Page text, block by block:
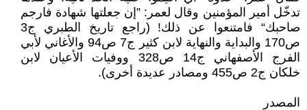
تدخّل أمير المؤمنين وقال لعمر: ”إن جعلتها شهادة فارجم
صاحبك“ فامتنعوا عن ذلك! (راجع تاريخ الطبري ج3
ص170 والبداية والنهاية لابن كثير ج7 ص94 والأغاني لأبي
الفرج الأصفهاني ج14 ص328 ووفيات الأعيان لابن
خلكان ج2 ص455 ومصادر عديدة أخرى).
المصدر